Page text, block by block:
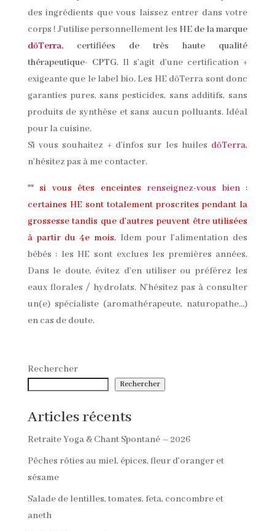
des ingrédients que vous laissez entrer dans votre
corps ! J’utilise personnellement les HE de la marque
dōTerra, certifiées de très haute qualité
thérapeutique- CPTG. Il s’agit d’une certification +
exigeante que le label bio. Les HE dōTerra sont donc
garanties pures, sans pesticides, sans additifs, sans
produits de synthèse et sans aucun polluants. Idéal
pour la cuisine.
Si vous souhaitez + d’infos sur les huiles dōTerra,
n’hésitez pas à me contacter.
** si vous êtes enceintes renseignez-vous bien:
certaines HE sont totalement proscrites pendant la
grossesse tandis que d’autres peuvent être utilisées
à partir du 4e mois. Idem pour l’alimentation des
bébés : les HE sont exclues les premières années.
Dans le doute, évitez d’en utiliser ou préférez les
eaux florales / hydrolats. N’hésitez pas à consulter
un(e) spécialiste (aromathérapeute, naturopathe…)
en cas de doute.
Rechercher
Rechercher
Articles récents
Retraite Yoga & Chant Spontané – 2026
Pêches rôties au miel, épices, fleur d’oranger et
sésame
Salade de lentilles, tomates, feta, concombre et
aneth